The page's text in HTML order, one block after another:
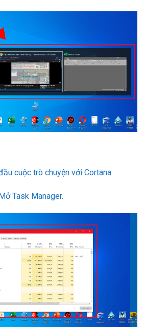
cuộc trò chuyện với Cortana.
Task Manager.